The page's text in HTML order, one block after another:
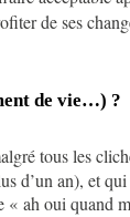
de ses
de vie…) ?
tous les
d’un an), et
ah oui quand